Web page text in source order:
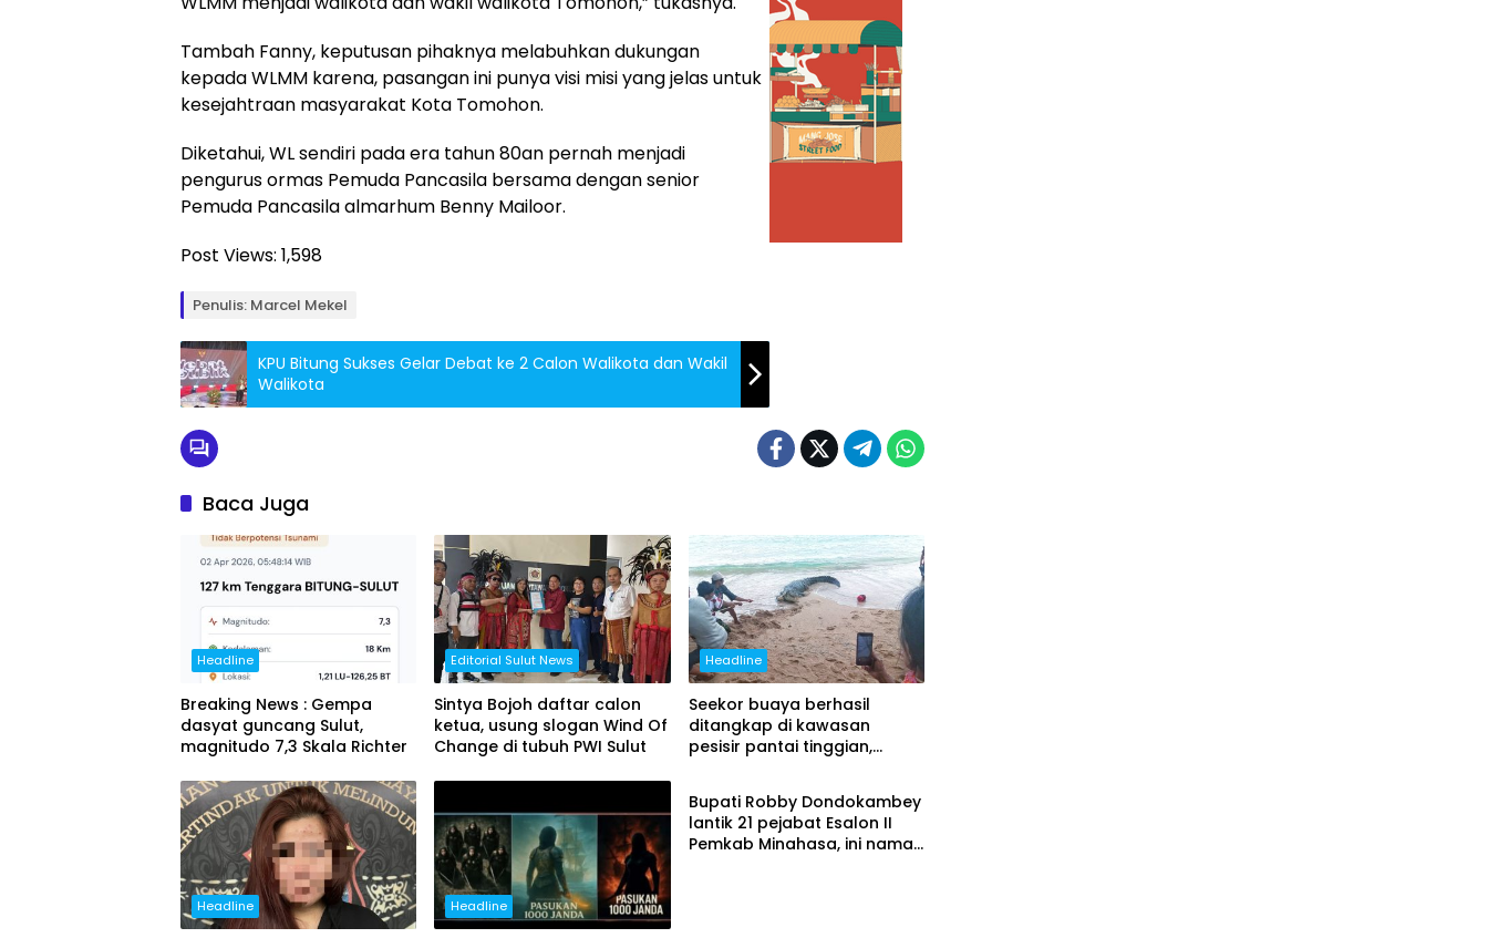
Tambah Fanny, keputusan pihaknya melabuhkan dukungan
kepada WLMM karena, pasangan ini punya visi misi yang jelas untuk
kesejahtraan masyarakat Kota Tomohon.
Diketahui, WL sendiri pada era tahun 80an pernah menjadi
pengurus ormas Pemuda Pancasila bersama dengan senior
Pemuda Pancasila almarhum Benny Mailoor.
Post Views: 1,598
Penulis: Marcel Mekel
KPU Bitung Sukses Gelar Debat ke 2 Calon Walikota dan Wakil
Walikota
Baca Juga
Headline
Breaking News : Gempa
dasyat guncang Sulut,
magnitudo 7,3 Skala Richter
Editorial Sulut News
Sintya Bojoh daftar calon
ketua, usung slogan Wind Of
Change di tubuh PWI Sulut
Headline
Seekor buaya berhasil
ditangkap di kawasan
pesisir pantai tinggian,
Headline Headline
Advetorial
Bupati Robby Dondokambey
lantik 21 pejabat Esalon II
Pemkab Minahasa, ini nama-